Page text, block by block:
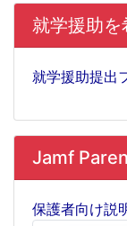
就学援助
就学援助提出
Jamf
保護者向け説